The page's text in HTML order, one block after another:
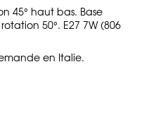
45° haut bas. Base
50°. E27 7W (806
en Italie.